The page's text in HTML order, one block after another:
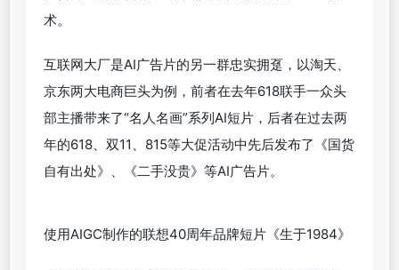
术。
互联网大厂是AI广告片的另一群忠实拥趸，以淘天、
京东两大电商巨头为例，前者在去年618联手一众头
部主播带来了“名人名画”系列AI短片，后者在过去两
年的618、双11、815等大促活动中先后发布了《国货
自有出处》、《二手没贵》等AI广告片。
使用AIGC制作的联想40周年品牌短片《生于1984》